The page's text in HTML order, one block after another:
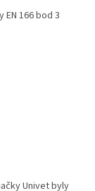
166 bod 3
Univet byly